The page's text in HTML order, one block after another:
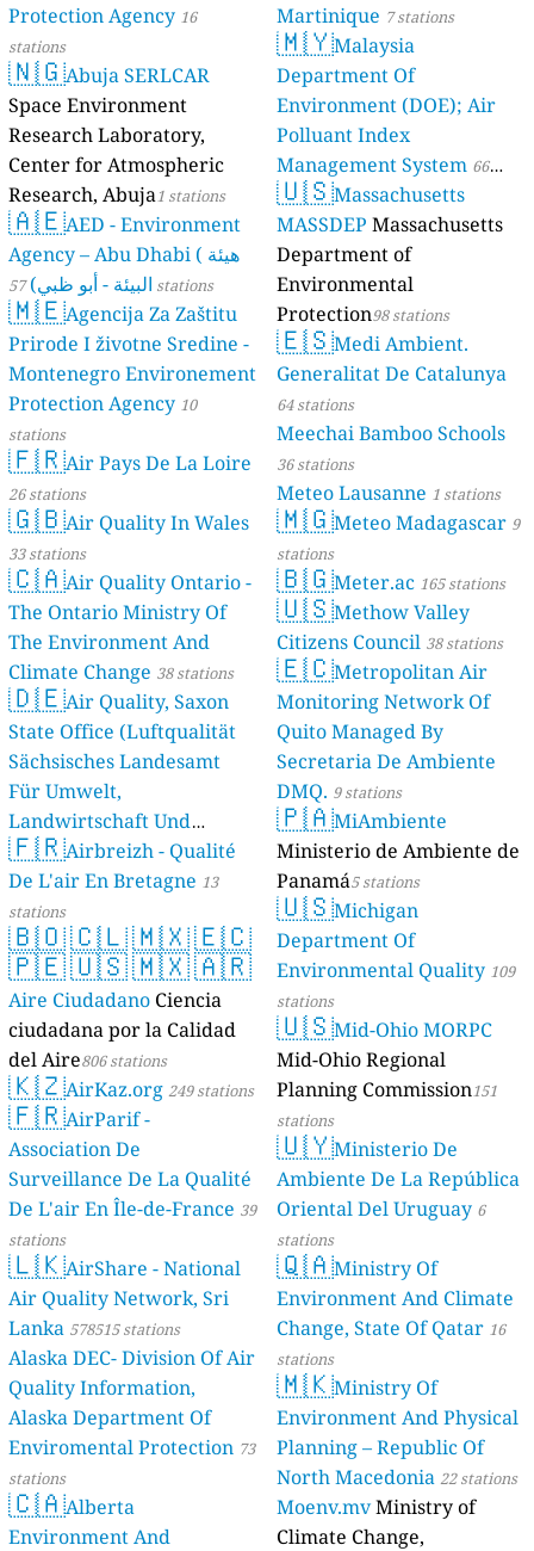
Protection Agency 16
stations
🇳🇬Abuja SERLCAR
Space Environment
Research Laboratory,
Center for Atmospheric
Research, Abuja1 stations
🇦🇪AED - Environment
Agency – Abu Dhabi ( هيئة
البيئة - أبو ظبي) 57 stations
🇲🇪Agencija Za Zaštitu
Prirode I životne Sredine -
Montenegro Environement
Protection Agency 10
stations
🇫🇷Air Pays De La Loire
26 stations
🇬🇧Air Quality In Wales
33 stations
🇨🇦Air Quality Ontario -
The Ontario Ministry Of
The Environment And
Climate Change 38 stations
🇩🇪Air Quality, Saxon
State Office (Luftqualität
Sächsisches Landesamt
Für Umwelt,
Landwirtschaft Und
Geologie) 50 stations
🇫🇷Airbreizh - Qualité
De L'air En Bretagne 13
stations
🇧🇴🇨🇱🇲🇽🇪🇨
🇵🇪🇺🇸🇲🇽🇦🇷
Aire Ciudadano Ciencia
ciudadana por la Calidad
del Aire806 stations
🇰🇿AirKaz.org 249 stations
🇫🇷AirParif -
Association De
Surveillance De La Qualité
De L'air En Île-de-France 39
stations
🇱🇰AirShare - National
Air Quality Network, Sri
Lanka 578515 stations
Alaska DEC- Division Of Air
Quality Information,
Alaska Department Of
Enviromental Protection 73
stations
🇨🇦Alberta
Environment And
Martinique 7 stations
🇲🇾Malaysia
Department Of
Environment (DOE); Air
Polluant Index
Management System 66
stations
🇺🇸Massachusetts
MASSDEP Massachusetts
Department of
Environmental
Protection98 stations
🇪🇸Medi Ambient.
Generalitat De Catalunya
64 stations
Meechai Bamboo Schools
36 stations
Meteo Lausanne 1 stations
🇲🇬Meteo Madagascar 9
stations
🇧🇬Meter.ac 165 stations
🇺🇸Methow Valley
Citizens Council 38 stations
🇪🇨Metropolitan Air
Monitoring Network Of
Quito Managed By
Secretaria De Ambiente
DMQ. 9 stations
🇵🇦MiAmbiente
Ministerio de Ambiente de
Panamá5 stations
🇺🇸Michigan
Department Of
Environmental Quality 109
stations
🇺🇸Mid-Ohio MORPC
Mid-Ohio Regional
Planning Commission151
stations
🇺🇾Ministerio De
Ambiente De La República
Oriental Del Uruguay 6
stations
🇶🇦Ministry Of
Environment And Climate
Change, State Of Qatar 16
stations
🇲🇰Ministry Of
Environment And Physical
Planning – Republic Of
North Macedonia 22 stations
Moenv.mvMinistry of
Climate Change,